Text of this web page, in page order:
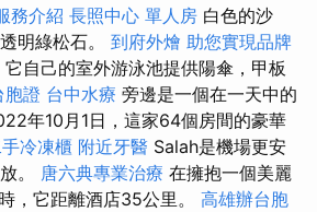
務介紹 長照中心 單人房 白色的沙
明綠松石。 到府外燴 助您實現品牌
它自己的室外游泳池提供陽傘，甲板
胞證 台中水療 旁邊是一個在一天中的
年10月1日，這家64個房間的豪華
手冷凍櫃 附近牙醫 Salah是機場更安
。 唐六典專業治療 在擁抱一個美麗
，它距離酒店35公里。 高雄辦台胞